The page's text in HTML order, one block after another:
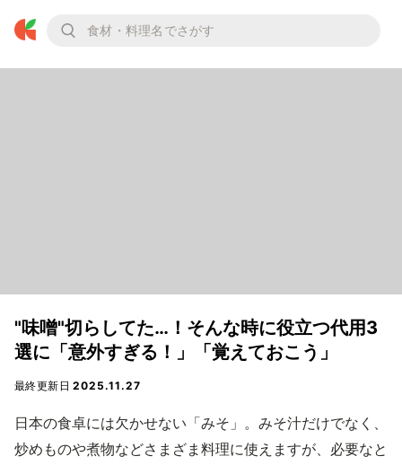
"味噌"切らしてた…！そんな時に役立つ代用3
選に「意外すぎる！」「覚えておこう」
最終更新日2025.11.27
日本の食卓には欠かせない「みそ」。みそ汁だけでなく、
炒めものや煮物などさまざま料理に使えますが、必要なと